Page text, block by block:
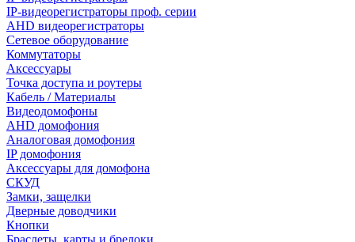
IP-видеорегистраторы проф. серии
AHD видеорегистраторы
Сетевое оборудование
Коммутаторы
Аксессуары
Точка доступа и роутеры
Кабель / Материалы
Видеодомофоны
AHD домофония
Аналоговая домофония
IP домофония
Аксессуары для домофона
СКУД
Замки, защелки
Дверные доводчики
Кнопки
Браслеты, карты и брелоки